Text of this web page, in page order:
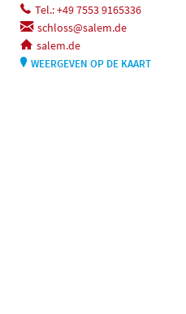
Tel.: +49 7553 9165336
schloss@salem.de
salem.de
WEERGEVEN OP DE KAART